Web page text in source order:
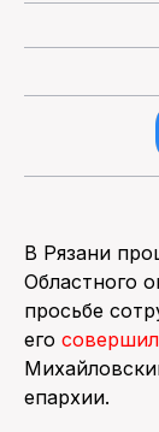
В Рязани
Областного
просьбе
его совершил
епархии.